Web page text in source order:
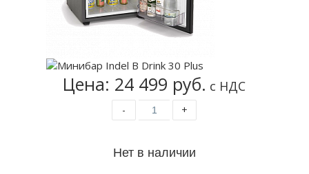
Цена: 24 499 руб. с НДС
- +